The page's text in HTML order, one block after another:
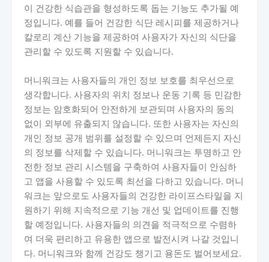
이 건강한 식습관을 형성하도록 돕는 기능도 추가될 예
정입니다. 예를 들어 건강한 식단 레시피를 제공하거나
칼로리 계산 기능을 제공하여 사용자가 자신의 식단을
관리할 수 있도록 지원할 수 있습니다.
머니워크는 사용자들의 개인 정보 보호를 최우선으로
생각합니다. 사용자의 위치 정보나 운동 기록 등 민감한
정보는 암호화되어 안전하게 보관되며 사용자의 동의
없이 외부에 유출되지 않습니다. 또한 사용자는 자신의
개인 정보 공개 범위를 설정할 수 있으며 언제든지 자신
의 정보를 삭제할 수 있습니다. 머니워크는 투명하고 안
전한 정보 관리 시스템을 구축하여 사용자들이 안심하
고 앱을 사용할 수 있도록 최선을 다하고 있습니다. 머니
워크는 앞으로도 사용자들의 건강한 라이프스타일을 지
원하기 위해 지속적으로 기능 개선 및 업데이트를 진행
할 예정입니다. 사용자들의 의견을 적극적으로 수렴하
여 더욱 편리하고 유용한 앱으로 발전시켜 나갈 것입니
다. 머니워크와 함께 건강도 챙기고 용돈도 벌어보세요.